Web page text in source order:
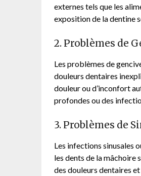
externes tels que les
exposition de la dentine
2. Problèmes de
Les problèmes de
douleurs dentaires
douleur ou d’inconfort
profondes ou des
3. Problèmes de
Les infections sinusales
les dents de la mâchoire
des douleurs dentaires